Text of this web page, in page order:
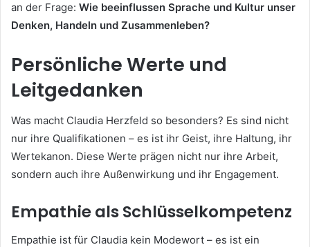
an der Frage: Wie beeinflussen Sprache und Kultur unser
Denken, Handeln und Zusammenleben?
Persönliche Werte und
Leitgedanken
Was macht Claudia Herzfeld so besonders? Es sind nicht
nur ihre Qualifikationen – es ist ihr Geist, ihre Haltung, ihr
Wertekanon. Diese Werte prägen nicht nur ihre Arbeit,
sondern auch ihre Außenwirkung und ihr Engagement.
Empathie als Schlüsselkompetenz
Empathie ist für Claudia kein Modewort – es ist ein